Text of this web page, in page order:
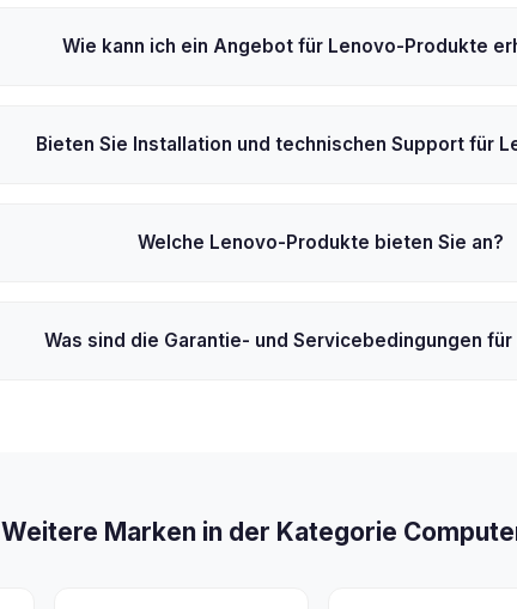
Wie kann ich ein Angebot für Lenovo-Produkte
Bieten Sie Installation und technischen Support für
Welche Lenovo-Produkte bieten Sie an?
Was sind die Garantie- und Servicebedingungen für
Weitere Marken in der Kategorie